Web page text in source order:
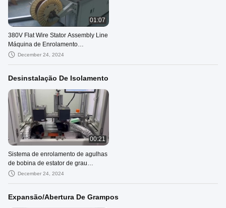
01:07
380V Flat Wire Stator Assembly Line
Máquina de Enrolamento
Automatizado de Ferradura
December 24, 2024
Desinstalação De Isolamento
00:21
Sistema de enrolamento de agulhas
de bobina de estator de grau
automóvel para aplicações
December 24, 2024
Expansão/Abertura De Grampos